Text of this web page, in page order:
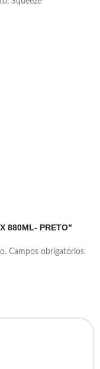
880ML- PRETO”
Campos obrigatórios